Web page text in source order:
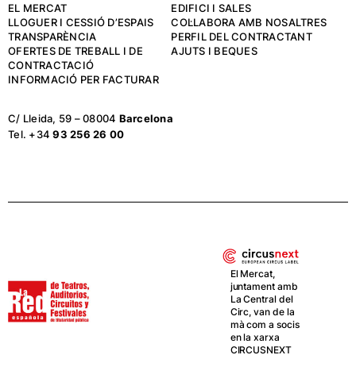
EL MERCAT
EDIFICI I SALES
LLOGUER I CESSIÓ D’ESPAIS
COL·LABORA AMB NOSALTRES
TRANSPARÈNCIA
PERFIL DEL CONTRACTANT
OFERTES DE TREBALL I DE
CONTRACTACIÓ
AJUTS I BEQUES
INFORMACIÓ PER FACTURAR
C/ Lleida, 59 – 08004 Barcelona
Tel. +3493 256 26 00
El Mercat,
juntament amb
La Central del
Circ, van de la
mà com a socis
en la xarxa
CIRCUSNEXT